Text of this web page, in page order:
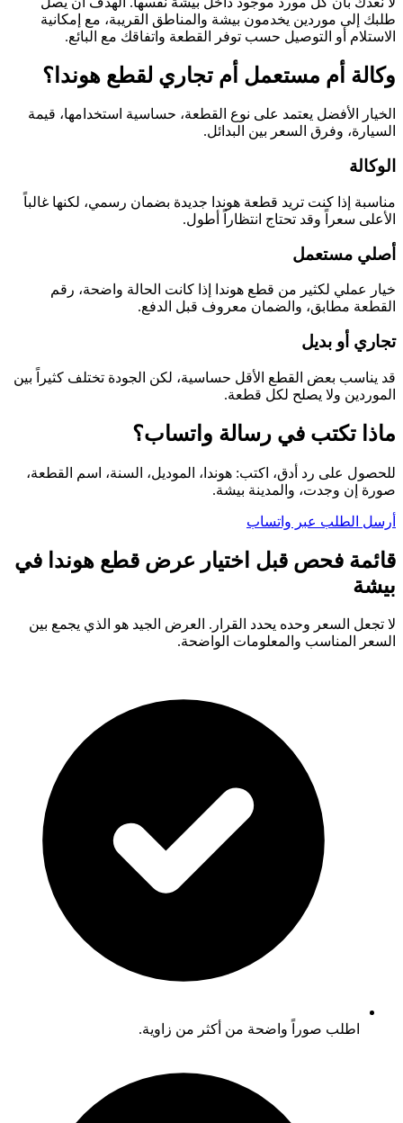
طلبك إلى موردين يخدمون بيشة والمناطق القريبة، مع إمكانية
الاستلام أو التوصيل حسب توفر القطعة واتفاقك مع البائع.
وكالة أم مستعمل أم تجاري لقطع هوندا؟
الخيار الأفضل يعتمد على نوع القطعة، حساسية استخدامها، قيمة
السيارة، وفرق السعر بين البدائل.
الوكالة
مناسبة إذا كنت تريد قطعة هوندا جديدة بضمان رسمي، لكنها غالباً
الأعلى سعراً وقد تحتاج انتظاراً أطول.
أصلي مستعمل
خيار عملي لكثير من قطع هوندا إذا كانت الحالة واضحة، رقم
القطعة مطابق، والضمان معروف قبل الدفع.
تجاري أو بديل
قد يناسب بعض القطع الأقل حساسية، لكن الجودة تختلف كثيراً بين
الموردين ولا يصلح لكل قطعة.
ماذا تكتب في رسالة واتساب؟
للحصول على رد أدق، اكتب: هوندا، الموديل، السنة، اسم القطعة،
صورة إن وجدت، والمدينة بيشة.
أرسل الطلب عبر واتساب
قائمة فحص قبل اختيار عرض قطع هوندا في
بيشة
لا تجعل السعر وحده يحدد القرار. العرض الجيد هو الذي يجمع بين
السعر المناسب والمعلومات الواضحة.
اطلب صوراً واضحة من أكثر من زاوية.